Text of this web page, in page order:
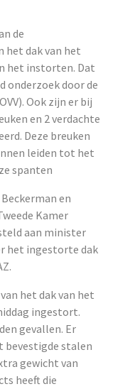
de
het dak van het
het instorten. Dat
onderzoek door de
Ook zijn er bij
en 2 verdachte
Deze breuken
leiden tot het
spanten
Beckerman en
Kamer
aan minister
het ingestorte dak
het dak van het
ingestort.
gevallen. Er
bevestigde stalen
gewicht van
heeft die